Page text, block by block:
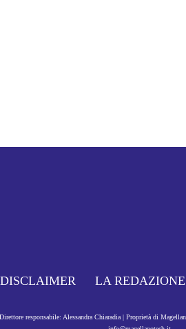
DISCLAIMER LA REDAZIONE
responsabile: Alessandra Chiaradia | Proprietà di